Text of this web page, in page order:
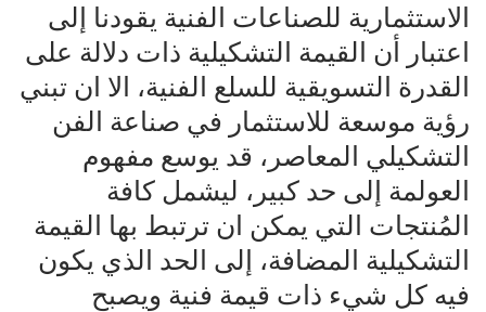
الاستثمارية للصناعات الفنية يقودنا إلى
اعتبار أن القيمة التشكيلية ذات دلالة على
القدرة التسويقية للسلع الفنية، الا ان تبني
رؤية موسعة للاستثمار في صناعة الفن
التشكيلي المعاصر، قد يوسع مفهوم
العولمة إلى حد كبير، ليشمل كافة
المُنتجات التي يمكن ان ترتبط بها القيمة
التشكيلية المضافة، إلى الحد الذي يكون
فيه كل شيء ذات قيمة فنية ويصبح